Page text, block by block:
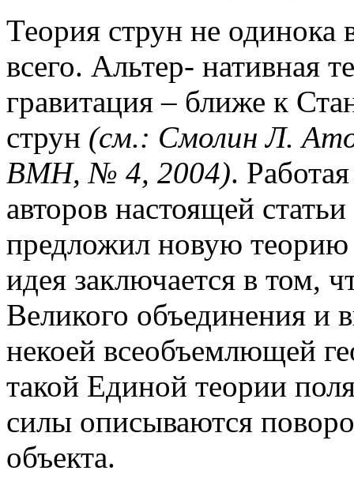
Теория струн не одинока
всего. Альтер- нативная
гравитация – ближе к
струн (см.: Смолин Л.
ВМН, № 4, 2004).
авторов настоящей
предложил новую теорию
идея заключается в том,
Великого объединения и
некоей всеобъемлющей
такой Единой теории
силы описываются
объекта.